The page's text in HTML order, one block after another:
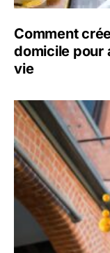
Comment
domicile pour
vie